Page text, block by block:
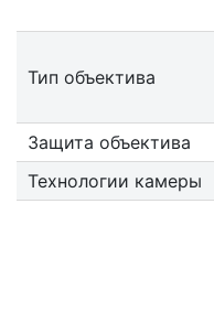
Тип объектива
Защита объектива
Технологии камеры